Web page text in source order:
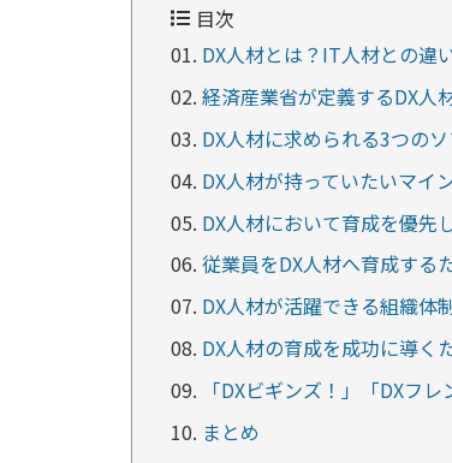
目次
DX人材とは？IT人材との違
経済産業省が定義するDX人
DX人材に求められる3つの
DX人材が持っていたいマイ
DX人材において育成を優先
従業員をDX人材へ育成する
DX人材が活躍できる組織体
DX人材の育成を成功に導く
「DXビギンズ！」「DXフ
まとめ